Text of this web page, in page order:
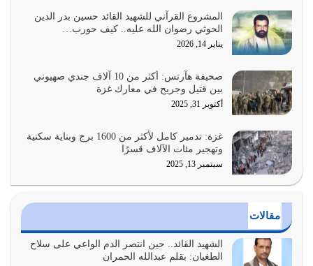
يوليو 27, 2026
عندما يكون عدوك هو عدو الله معناه أن تكون نقاط الضعف
فيه كثيرة وسينصرك الله عليه إذا…
يوليو 26, 2026
أراد الله لهذه الأمة ان تكون خير امة أخرجت للناس بالنهوض
بالأمر بالمعروف والنهي عن…
يوليو 25, 2026
الدين الذي شرعه الله لا يجوز أن يخضع لآرائنا وأهوائنا
أي أمة تتفرق في الدين وتتفرق في كيانها معناه أنها أصبحت
أمة عاجزة عن النهوض…
يوليو 23, 2026
المشروع القرآني للشهيد القائد حسين بدر الدين
الحوثي رضوان الله عليه.. كيف حورب…
يناير 14, 2026
صحيفة هآرتس: أكثر من 10 آلاف جندي صهيوني
بين قتيل وجريح في معارك غزة
أكتوبر 31, 2025
غزة: تدمير كامل لأكثر من 1600 برج وبناية سكنية
وتهجير مئات الآلاف قسرًا
سبتمبر 13, 2025
مقالات
الشهيد القائد.. حين انتصر الدم الواعي على سلاح
الطغيان: بقلم عبدالله الحمران